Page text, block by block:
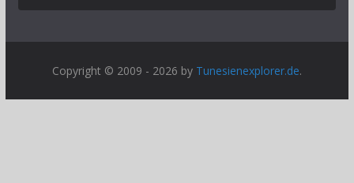
Copyright © 2009 - 2026 by Tunesienexplorer.de.